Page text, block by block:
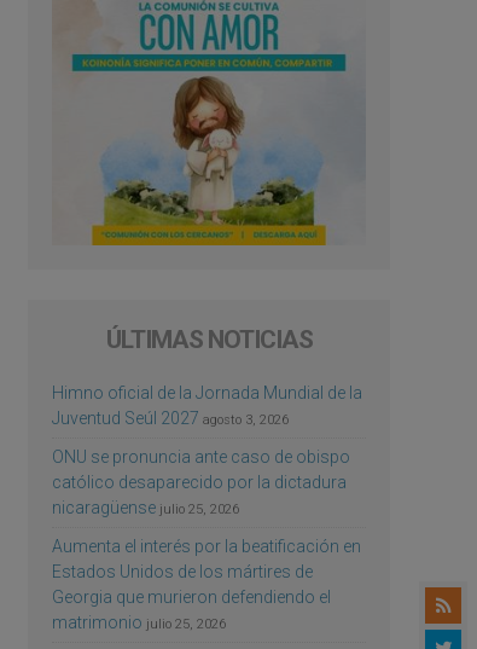
ÚLTIMAS NOTICIAS
Himno oficial de la Jornada Mundial de la
Juventud Seúl 2027 agosto 3, 2026
ONU se pronuncia ante caso de obispo
católico desaparecido por la dictadura
nicaragüense julio 25, 2026
Aumenta el interés por la beatificación en
Estados Unidos de los mártires de
Georgia que murieron defendiendo el
matrimonio julio 25, 2026